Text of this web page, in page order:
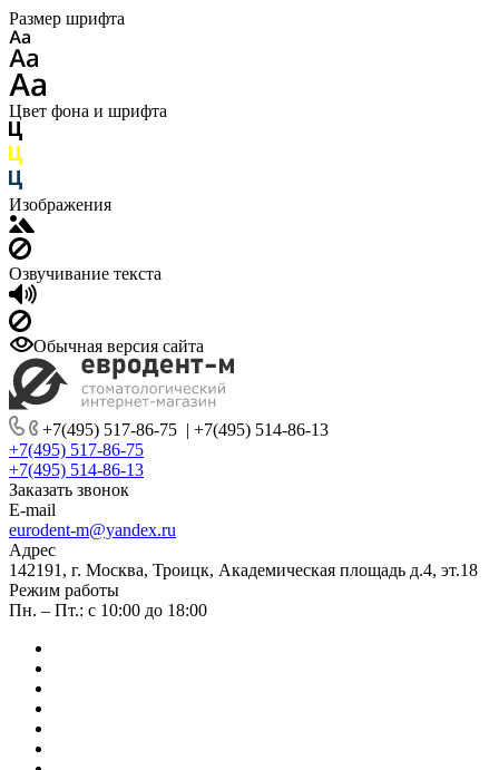
Размер шрифта
Цвет фона и шрифта
Изображения
Озвучивание текста
Обычная версия сайта
+7(495) 517-86-75 | +7(495) 514-86-13
+7(495) 517-86-75
+7(495) 514-86-13
Заказать звонок
E-mail
eurodent-m@yandex.ru
Адрес
142191, г. Москва, Троицк, Академическая площадь д.4, эт.18
Режим работы
Пн. – Пт.: с 10:00 до 18:00